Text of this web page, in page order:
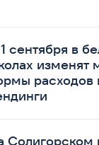
сентября в
изменят
расходов
Солигорском